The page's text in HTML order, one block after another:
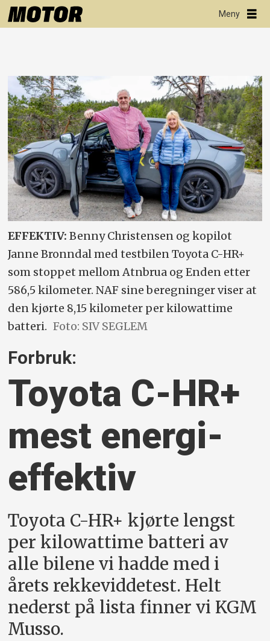
EFFEKTIV: Benny Christensen og kopilot
Janne Bronndal med testbilen Toyota C-HR+
som stoppet mellom Atnbrua og Enden etter
586,5 kilometer. NAF sine beregninger viser at
den kjørte 8,15 kilometer per kilowattime
batteri. Foto: SIV SEGLEM
Forbruk:
Toyota C-HR+
mest energi­
effektiv
Toyota C-HR+ kjørte lengst
per kilowattime batteri av
alle bilene vi hadde med i
årets rekkeviddetest. Helt
nederst på lista finner vi KGM
Musso.